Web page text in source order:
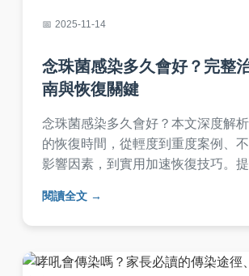
2025-11-14
念珠菌感染多久會好？完整
南與恢復關鍵
念珠菌感染多久會好？本文深度解
的恢復時間，從輕度到重度案例、
影響因素，到實用加速恢復技巧。
發。無論是陰道念珠菌感染或口腔感
到實用解答。
閱讀全文